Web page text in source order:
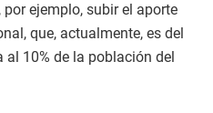
ejemplo, subir el aporte
que, actualmente, es del
al 10% de la población del